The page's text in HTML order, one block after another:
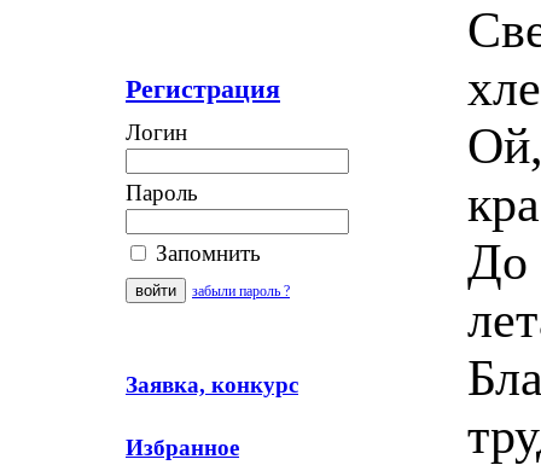
Регистрация
Логин
Пароль
Запомнить
забыли пароль ?
Заявка, конкурс
Избранное
До